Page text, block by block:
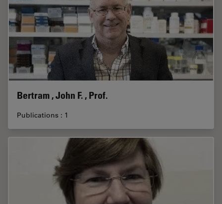
Bertram , John F. , Prof.
Publications : 1